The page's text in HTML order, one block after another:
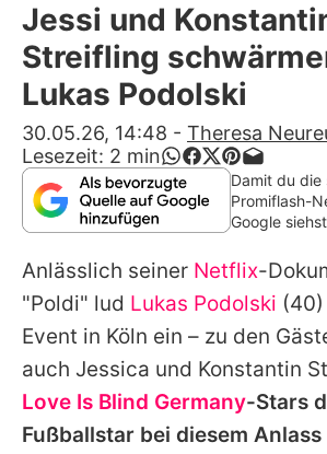
Stars
Filme & Serien
Lifestyle
Familie & Liebe
Promiflash Exklusiv
Alle Themen auf
Jobs
App runterladen
Team
Jessi und
Streifling
Lukas Podolski
30.05.26, 14:48 - Theresa
Lesezeit: 2 min
Damit du die
Promiflash-
Google
Anlässlich seiner Netflix-
"Poldi" lud Lukas Podolski
Event in Köln ein – zu den
auch Jessica und Konstantin
Love Is Blind Germany-Stars
Fußballstar bei diesem